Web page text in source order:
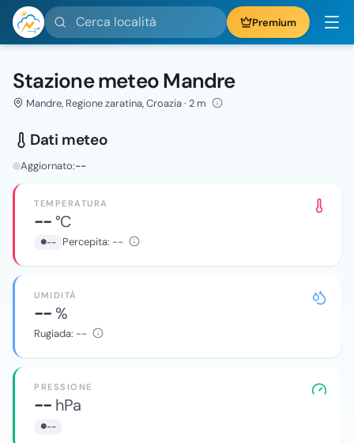
Cerca località Premium
Stazione meteo Mandre
Mandre, Regione zaratina, Croazia · 2 m
Dati meteo
Aggiornato:--
TEMPERATURA
--°C
-- Percepita: --
UMIDITÀ
--%
Rugiada: --
PRESSIONE
-- hPa
--